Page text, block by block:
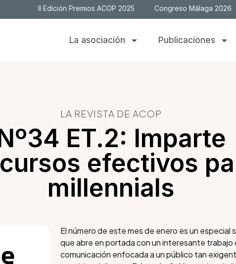
II Edición Premios ACOP 2025 Congreso Málaga 2026
La asociación Publicaciones
LA REVISTA DE ACOP
ET.2: Imparte
efectivos
millennials
El número de este mes de enero es un
que abre en portada con un interesante trabajo
comunicación enfocada a un público tan